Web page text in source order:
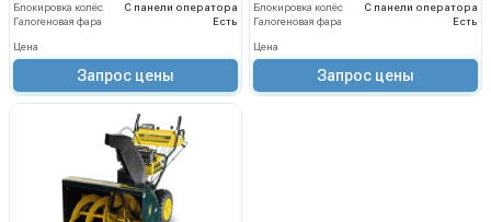
Блокировка колёс
С панели оператора
Галогеновая фара
Есть
Цена
Запрос цены
Блокировка колёс
С панели оператора
Галогеновая фара
Есть
Цена
Запрос цены